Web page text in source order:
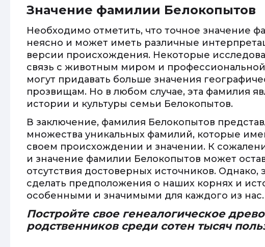
Значение фамилии Белокопытов
Необходимо отметить, что точное значение
неясно и может иметь различные
версии происхождения. Некоторые
связь с животным миром и
могут придавать больше значения
прозвищам. Но в любом случае, эта фамилия
истории и культуры семьи Белокопытов.
В заключение, фамилия Белокопытов
множества уникальных фамилий, которые
своем происхождении и значении. К
и значение фамилии Белокопытов может
отсутствия достоверных источников. Однако,
сделать предположения о наших корнях и
особенными и значимыми для каждого из нас.
Постройте свое генеалогическое
родственников среди сотен тысяч